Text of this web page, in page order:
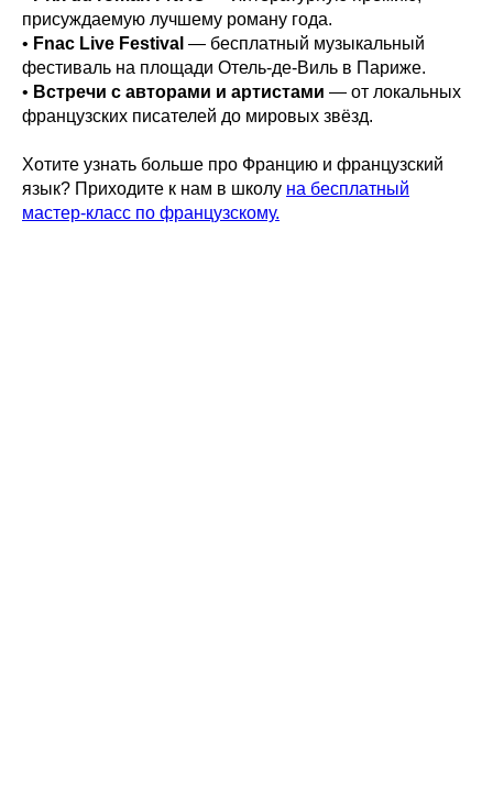
присуждаемую лучшему роману года.
• Fnac Live Festival — бесплатный музыкальный
фестиваль на площади Отель-де-Виль в Париже.
• Встречи с авторами и артистами — от локальных
французских писателей до мировых звёзд.
Хотите узнать больше про Францию и французский
язык? Приходите к нам в школу на бесплатный
мастер-класс по французскому.